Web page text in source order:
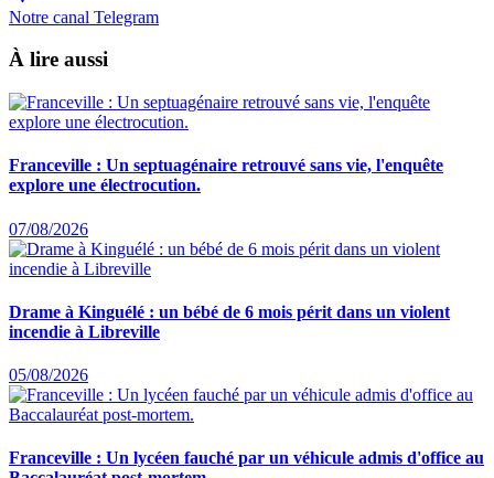
Notre canal Telegram
À lire aussi
Franceville : Un septuagénaire retrouvé sans vie, l'enquête
explore une électrocution.
07/08/2026
Drame à Kinguélé : un bébé de 6 mois périt dans un violent
incendie à Libreville
05/08/2026
Franceville : Un lycéen fauché par un véhicule admis d'office au